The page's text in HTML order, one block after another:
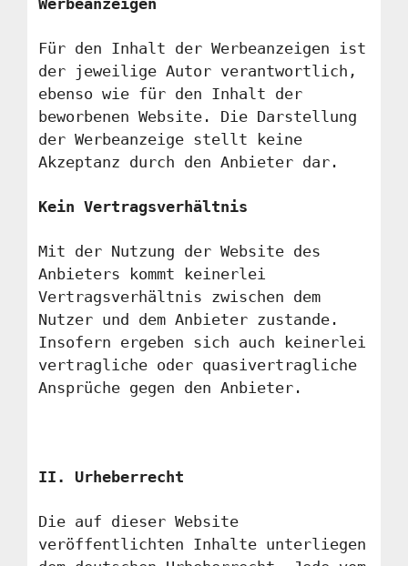
Für den Inhalt der Werbeanzeigen ist
der jeweilige Autor verantwortlich,
ebenso wie für den Inhalt der
beworbenen Website. Die Darstellung
der Werbeanzeige stellt keine
Akzeptanz durch den Anbieter dar.
Kein Vertragsverhältnis
Mit der Nutzung der Website des
Anbieters kommt keinerlei
Vertragsverhältnis zwischen dem
Nutzer und dem Anbieter zustande.
Insofern ergeben sich auch keinerlei
vertragliche oder quasivertragliche
Ansprüche gegen den Anbieter.
II. Urheberrecht
Die auf dieser Website
veröffentlichten Inhalte unterliegen